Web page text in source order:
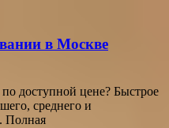
в Москве
доступной цене? Быстрое
среднего и
Полная